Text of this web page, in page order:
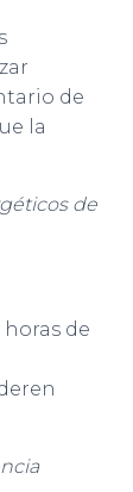
de
la
de
de